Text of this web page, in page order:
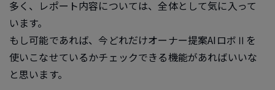
多く、レポート内容については、全体として気に入って
います。
もし可能であれば、今どれだけオーナー提案AIロボⅡを
使いこなせているかチェックできる機能があればいいな
と思います。